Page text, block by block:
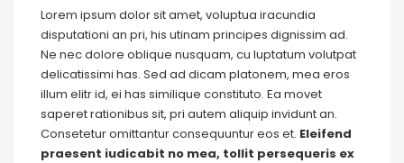
Lorem ipsum dolor sit amet, voluptua iracundia
disputationi an pri, his utinam principes dignissim ad.
Ne nec dolore oblique nusquam, cu luptatum volutpat
delicatissimi has. Sed ad dicam platonem, mea eros
illum elitr id, ei has similique constituto. Ea movet
saperet rationibus sit, pri autem aliquip invidunt an.
Consetetur omittantur consequuntur eos et. Eleifend
praesent iudicabit no mea, tollit persequeris ex